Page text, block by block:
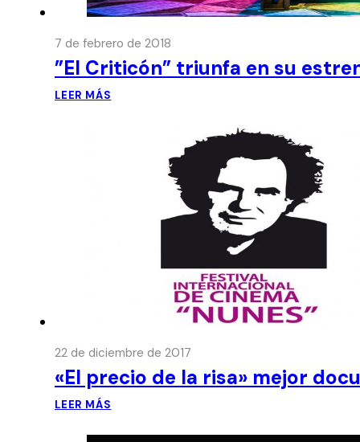
7 de febrero de 2018
”El Criticón” triunfa en su
LEER MÁS
22 de diciembre de 2017
«El precio de la risa» mejor
LEER MÁS